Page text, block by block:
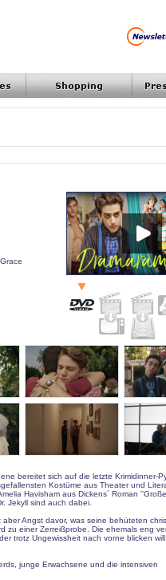
bereitet sich auf die letzte Krimidinner-
Kostüme aus Theater und
Havisham aus Dickens´ Roman ''Große
Jekyll sind auch dabei.
Angst davor, was seine behüteten
zu einer Zerreißprobe. Die ehemals eng
trotz Ungewissheit nach vorne blicken
junge Erwachsene und die intensiven